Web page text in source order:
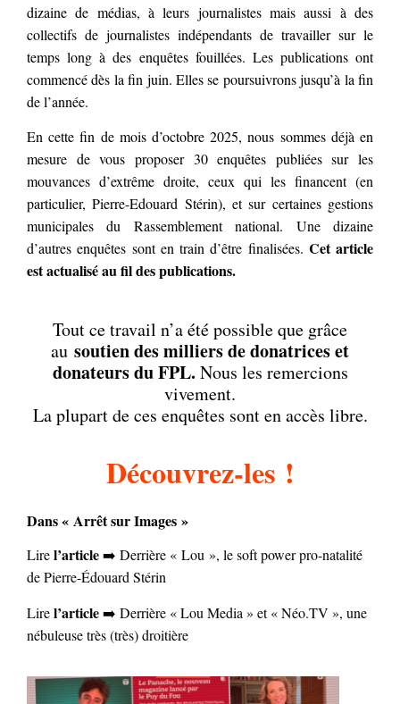
dizaine de médias, à leurs journalistes mais aussi à des
collectifs de journalistes indépendants de travailler sur le
temps long à des enquêtes fouillées. Les publications ont
commencé dès la fin juin. Elles se poursuivrons jusqu’à la fin
de l’année.
En cette fin de mois d’octobre 2025, nous sommes déjà en
mesure de vous proposer 30 enquêtes publiées sur les
mouvances d’extrême droite, ceux qui les financent (en
particulier, Pierre-Edouard Stérin), et sur certaines gestions
municipales du Rassemblement national. Une dizaine
d’autres enquêtes sont en train d’être finalisées. Cet article
est actualisé au fil des publications.
Tout ce travail n’a été possible que grâce
au soutien des milliers de donatrices et
donateurs du FPL. Nous les remercions
vivement.
La plupart de ces enquêtes sont en accès libre.
Découvrez-les !
Dans « Arrêt sur Images »
Lirel’article➡️ Derrière « Lou », le soft power pro-natalité
de Pierre-Édouard Stérin
Lirel’article➡️ Derrière « Lou Media » et « Néo.TV », une
nébuleuse très (très) droitière